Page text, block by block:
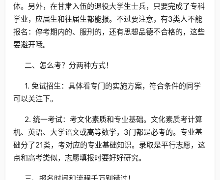
体。另外，在甘肃入伍的退役大学生士兵，只要完成了专科
学业，应届生和往届生都能报。不过要注意，有3类人不能
报名：停考期内的、服刑的，还有思想品德不合格的，这些
要避开哦。
二、怎么考？分两种方式！
1. 免试招生：具体看专门的实施方案，符合条件的同学
可以关注下。
2. 统一考试：考文化素质和专业基础。文化素质考计算
机、英语、大学语文或高等数学，3门都是必考的。专业基
础分了21类，考对应的专业基础知识。录取是平行志愿，这
点和高考类似，志愿填报时要好好研究。